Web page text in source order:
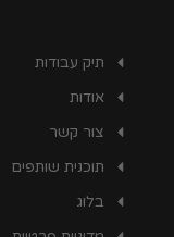
תיק עבודות
אודות
צור קשר
תוכנית שותפים
בלוג